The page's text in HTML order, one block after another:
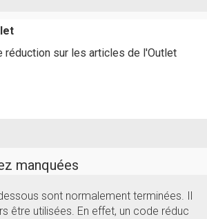
réduction sur les articles de l'Outlet
manquées
sont normalement terminées. Il
être utilisées. En effet, un code réduc